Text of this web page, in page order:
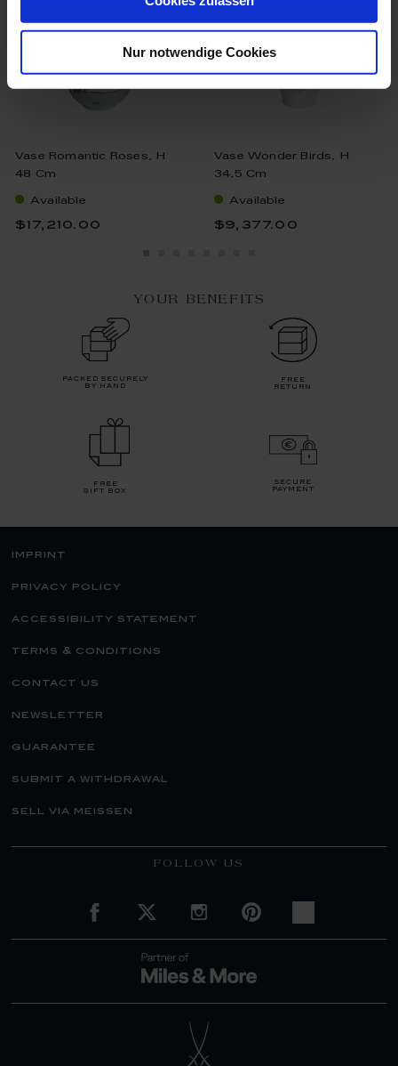
Nur notwendige Cookies
Vase Romantic Roses, H
48 Cm
Available
$17,210.00
Vase Wonder Birds, H
34,5 Cm
Available
$9,377.00
YOUR BENEFITS
packed securely
by hand
free
return
free
gift box
secure
payment
imprint
privacy policy
accessibility statement
terms & conditions
contact us
newsletter
guarantee
submit a withdrawal
sell via meissen
FOLLOW US